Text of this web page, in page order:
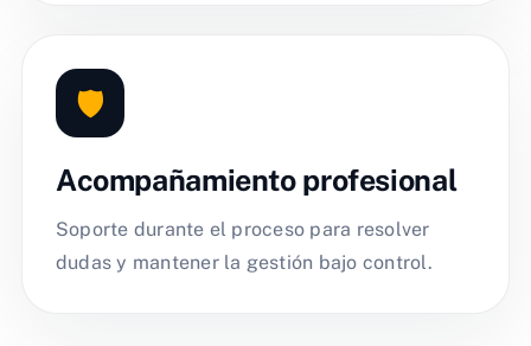
🛡️
Acompañamiento profesional
Soporte durante el proceso para resolver
dudas y mantener la gestión bajo control.